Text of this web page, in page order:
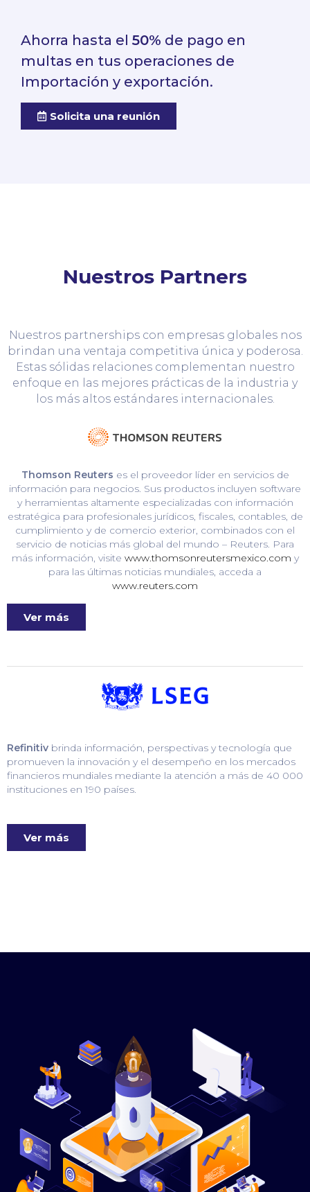
Ahorra hasta el 50% de pago en
multas en tus operaciones de
Importación y exportación.
Solicita una reunión
Nuestros Partners
Nuestros partnerships con empresas globales nos
brindan una ventaja competitiva única y poderosa.
Estas sólidas relaciones complementan nuestro
enfoque en las mejores prácticas de la industria y
los más altos estándares internacionales.
Thomson Reuters es el proveedor líder en servicios de
información para negocios. Sus productos incluyen software
y herramientas altamente especializadas con información
estratégica para profesionales jurídicos, fiscales, contables, de
cumplimiento y de comercio exterior, combinados con el
servicio de noticias más global del mundo – Reuters. Para
más información, visite www.thomsonreutersmexico.com y
para las últimas noticias mundiales, acceda a
www.reuters.com
Ver más
Refinitiv brinda información, perspectivas y tecnología que
promueven la innovación y el desempeño en los mercados
financieros mundiales mediante la atención a más de 40 000
instituciones en 190 países.
Ver más